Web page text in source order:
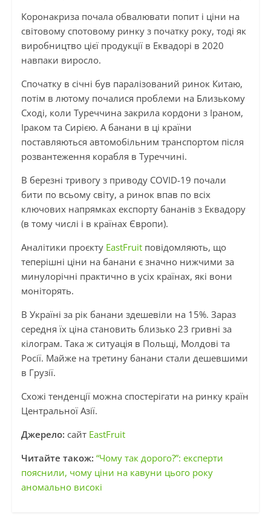
Коронакриза почала обвалювати попит і ціни на
світовому спотовому ринку з початку року, тоді як
виробництво цієї продукції в Еквадорі в 2020
навпаки виросло.
Спочатку в січні був паралізований ринок Китаю,
потім в лютому почалися проблеми на Близькому
Сході, коли Туреччина закрила кордони з Іраном,
Іраком та Сирією. А банани в ці країни
поставляються автомобільним транспортом після
розвантеження корабля в Туреччині.
В березні тривогу з приводу COVID-19 почали
бити по всьому світу, а ринок впав по всіх
ключових напрямках експорту бананів з Еквадору
(в тому числі і в країнах Європи).
Аналітики проєкту EastFruitповідомляють, що
теперішні ціни на банани є значно нижчими за
минулорічні практично в усіх країнах, які вони
моніторять.
В Україні за рік банани здешевіли на 15%. Зараз
середня їх ціна становить близько 23 гривні за
кілограм. Така ж ситуація в Польщі, Молдові та
Росії. Майже на третину банани стали дешевшими
в Грузії.
Схожі тенденції можна спостерігати на ринку країн
Центральної Азії.
Джерело: сайт EastFruit
Читайте також: “Чому так дорого?”: експерти
пояснили, чому ціни на кавуни цього року
аномально високі